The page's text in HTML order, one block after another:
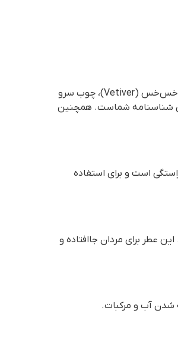
معروف به لالیک مشکی. پرفروش‌ترین عطر مردانه تاریخ ایران! نام این عطر به معنای “جوهر سیاه” است. رایحه‌ای تلخ، چوبی و دودی که از ترکیب خس‌خس (Vetiver)، چوب سرو
شناسنامه شماست. همچنین
است و برای استفاده
عطر برای مردان جاافتاده و
شدن آب و مرکبات.